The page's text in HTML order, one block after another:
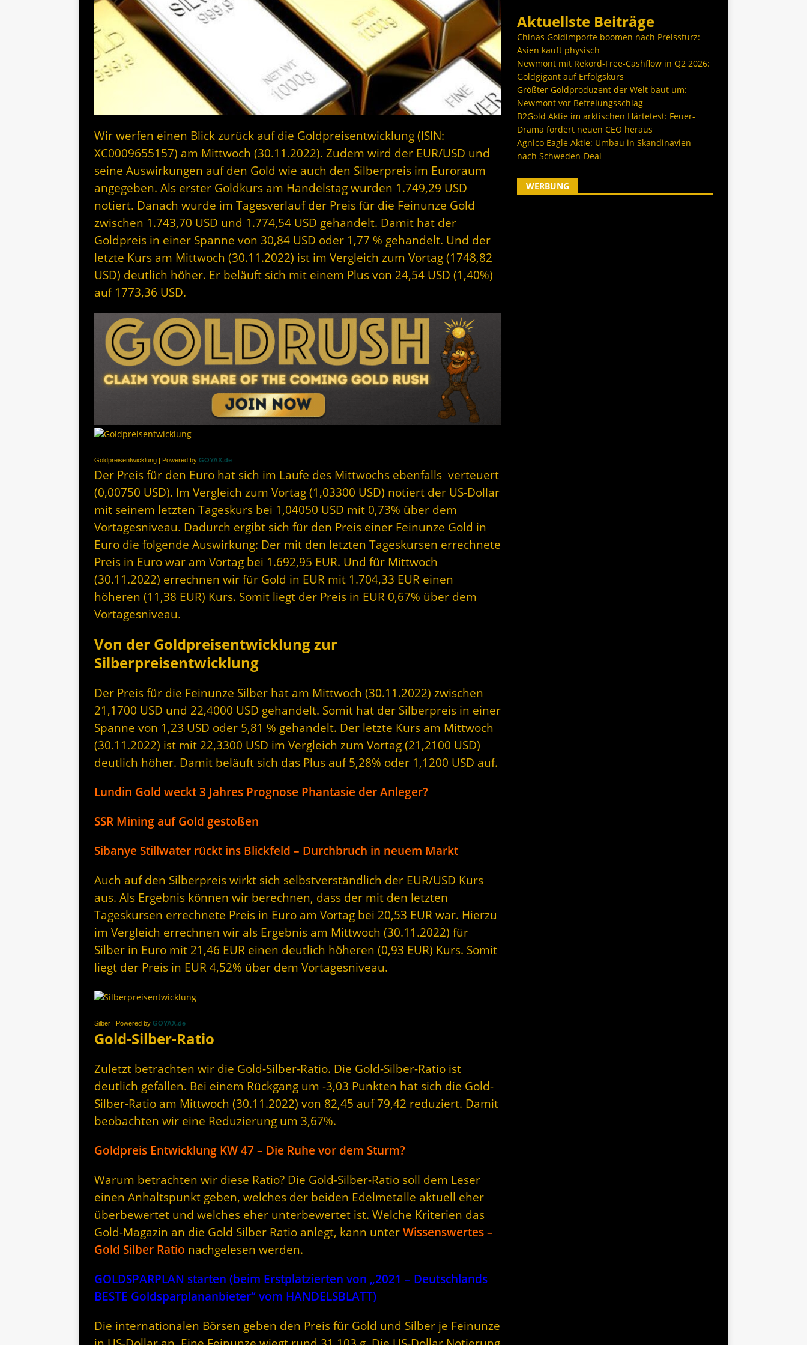
Wir werfen einen Blick zurück auf die Goldpreisentwicklung (ISIN:
XC0009655157) am Mittwoch (30.11.2022). Zudem wird der EUR/USD und
seine Auswirkungen auf den Gold wie auch den Silberpreis im Euroraum
angegeben. Als erster Goldkurs am Handelstag wurden 1.749,29 USD
notiert. Danach wurde im Tagesverlauf der Preis für die Feinunze Gold
zwischen 1.743,70 USD und 1.774,54 USD gehandelt. Damit hat der
Goldpreis in einer Spanne von 30,84 USD oder 1,77 % gehandelt. Und der
letzte Kurs am Mittwoch (30.11.2022) ist im Vergleich zum Vortag (1748,82
USD) deutlich höher. Er beläuft sich mit einem Plus von 24,54 USD (1,40%)
auf 1773,36 USD.
Goldpreisentwicklung | Powered by GOYAX.de
Der Preis für den Euro hat sich im Laufe des Mittwochs ebenfalls verteuert
(0,00750 USD). Im Vergleich zum Vortag (1,03300 USD) notiert der US-Dollar
mit seinem letzten Tageskurs bei 1,04050 USD mit 0,73% über dem
Vortagesniveau. Dadurch ergibt sich für den Preis einer Feinunze Gold in
Euro die folgende Auswirkung: Der mit den letzten Tageskursen errechnete
Preis in Euro war am Vortag bei 1.692,95 EUR. Und für Mittwoch
(30.11.2022) errechnen wir für Gold in EUR mit 1.704,33 EUR einen
höheren (11,38 EUR) Kurs. Somit liegt der Preis in EUR 0,67% über dem
Vortagesniveau.
Von der Goldpreisentwicklung zur
Silberpreisentwicklung
Der Preis für die Feinunze Silber hat am Mittwoch (30.11.2022) zwischen
21,1700 USD und 22,4000 USD gehandelt. Somit hat der Silberpreis in einer
Spanne von 1,23 USD oder 5,81 % gehandelt. Der letzte Kurs am Mittwoch
(30.11.2022) ist mit 22,3300 USD im Vergleich zum Vortag (21,2100 USD)
deutlich höher. Damit beläuft sich das Plus auf 5,28% oder 1,1200 USD auf.
Lundin Gold weckt 3 Jahres Prognose Phantasie der Anleger?
SSR Mining auf Gold gestoßen
Sibanye Stillwater rückt ins Blickfeld – Durchbruch in neuem Markt
Auch auf den Silberpreis wirkt sich selbstverständlich der EUR/USD Kurs
aus. Als Ergebnis können wir berechnen, dass der mit den letzten
Tageskursen errechnete Preis in Euro am Vortag bei 20,53 EUR war. Hierzu
im Vergleich errechnen wir als Ergebnis am Mittwoch (30.11.2022) für
Silber in Euro mit 21,46 EUR einen deutlich höheren (0,93 EUR) Kurs. Somit
liegt der Preis in EUR 4,52% über dem Vortagesniveau.
Silber | Powered by GOYAX.de
Gold-Silber-Ratio
Zuletzt betrachten wir die Gold-Silber-Ratio. Die Gold-Silber-Ratio ist
deutlich gefallen. Bei einem Rückgang um -3,03 Punkten hat sich die Gold-
Silber-Ratio am Mittwoch (30.11.2022) von 82,45 auf 79,42 reduziert. Damit
beobachten wir eine Reduzierung um 3,67%.
Goldpreis Entwicklung KW 47 – Die Ruhe vor dem Sturm?
Warum betrachten wir diese Ratio? Die Gold-Silber-Ratio soll dem Leser
einen Anhaltspunkt geben, welches der beiden Edelmetalle aktuell eher
überbewertet und welches eher unterbewertet ist. Welche Kriterien das
Gold-Magazin an die Gold Silber Ratio anlegt, kann unter Wissenswertes –
Gold Silber Ratio nachgelesen werden.
GOLDSPARPLAN starten (beim Erstplatzierten von „2021 – Deutschlands
BESTE Goldsparplananbieter“ vom HANDELSBLATT)
Die internationalen Börsen geben den Preis für Gold und Silber je Feinunze
Aktuellste Beiträge
Chinas Goldimporte boomen nach Preissturz:
Asien kauft physisch
Newmont mit Rekord-Free-Cashflow in Q2 2026:
Goldgigant auf Erfolgskurs
Größter Goldproduzent der Welt baut um:
Newmont vor Befreiungsschlag
B2Gold Aktie im arktischen Härtetest: Feuer-
Drama fordert neuen CEO heraus
Agnico Eagle Aktie: Umbau in Skandinavien
nach Schweden-Deal
WERBUNG